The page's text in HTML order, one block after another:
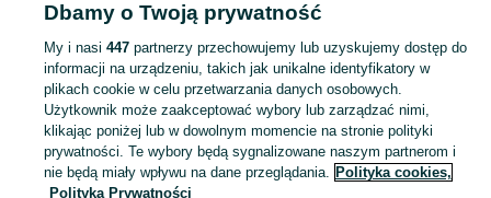
KATEGORIA
ubranko do chrztu dla chłopca,ubranko do chrztu dla dziewczynki,
Zobacz
Mapa kategorii
Mapa miejscowości
Dbamy o Twoją prywatność
My i nasi 447partnerzy przechowujemy lub uzyskujemy dostęp do
informacji na urządzeniu, takich jak unikalne identyfikatory w
plikach cookie w celu przetwarzania danych osobowych.
Użytkownik może zaakceptować wybory lub zarządzać nimi,
klikając poniżej lub w dowolnym momencie na stronie polityki
prywatności. Te wybory będą sygnalizowane naszym partnerom i
nie będą miały wpływu na dane przeglądania. Polityka cookies,
Polityka Prywatności